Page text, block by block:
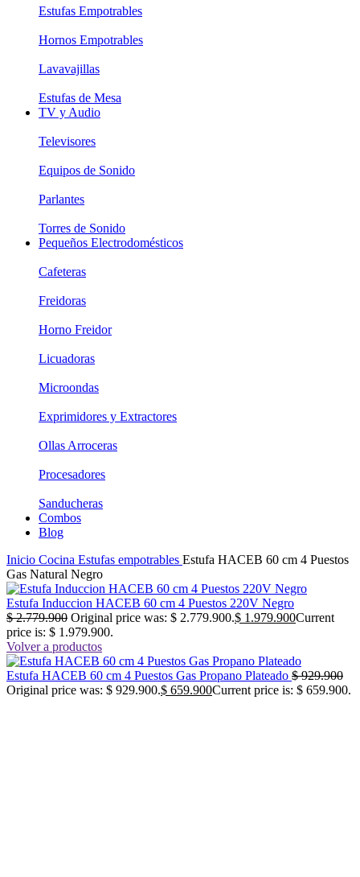
Estufas Empotrables
Hornos Empotrables
Lavavajillas
Estufas de Mesa
TV y Audio
Televisores
Equipos de Sonido
Parlantes
Torres de Sonido
Pequeños Electrodomésticos
Cafeteras
Freidoras
Horno Freidor
Licuadoras
Microondas
Exprimidores y Extractores
Ollas Arroceras
Procesadores
Sanducheras
Combos
Blog
Inicio Cocina Estufas empotrables Estufa HACEB 60 cm 4 Puestos
Gas Natural Negro
Estufa Induccion HACEB 60 cm 4 Puestos 220V Negro
$2.779.900 Original price was: $ 2.779.900.$ 1.979.900Current
price is: $ 1.979.900.
Volver a productos
Estufa HACEB 60 cm 4 Puestos Gas Propano Plateado $929.900
Original price was: $ 929.900.$ 659.900Current price is: $ 659.900.